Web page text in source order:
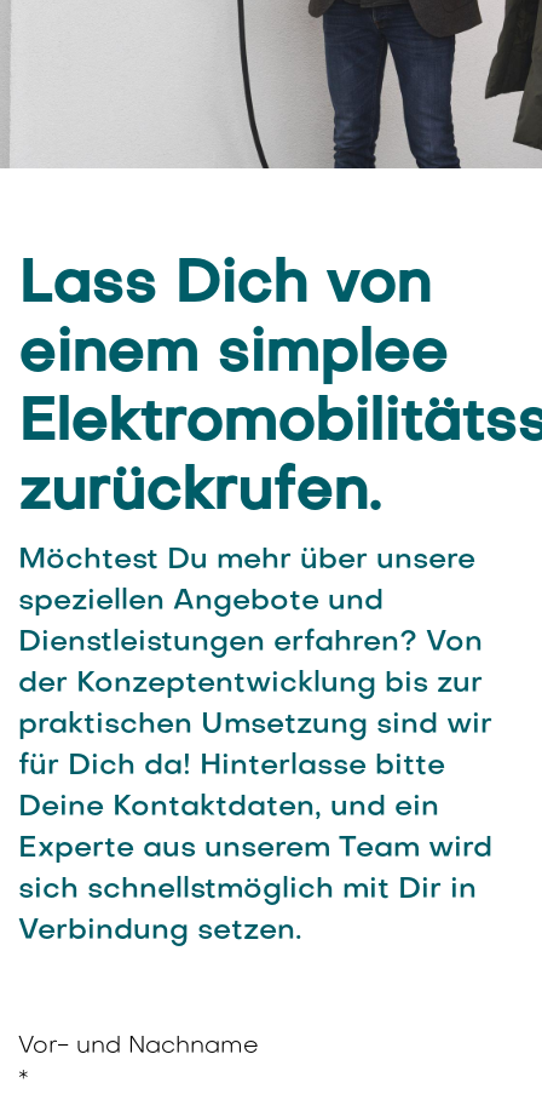
Lass Dich von
einem simplee
zurückrufen.
Möchtest Du mehr über unsere
speziellen Angebote und
Dienstleistungen erfahren? Von
der Konzeptentwicklung bis zur
praktischen Umsetzung sind wir
für Dich da! Hinterlasse bitte
Deine Kontaktdaten, und ein
Experte aus unserem Team wird
sich schnellstmöglich mit Dir in
Verbindung setzen.
Vor- und Nachname
*